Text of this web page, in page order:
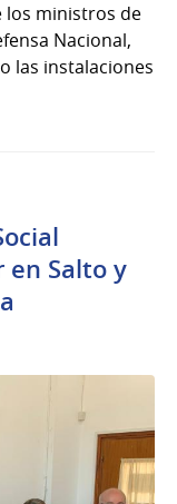
los ministros de
Nacional,
las instalaciones
Salto y